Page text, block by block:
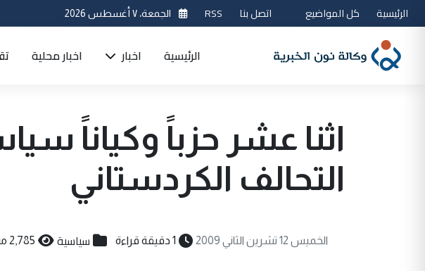
الرئيسية كل المواضيع اتصل بنا RSS الجمعة، ٧ أغسطس 2026
الرئيسية اخبار اخبار محلية
اثنا عشر حزباً وكياناً
التحالف الكردستاني
الخميس 12 تشرين الثاني 2009 1 دقيقة قراءة سياسية 2,785 مشاهدة